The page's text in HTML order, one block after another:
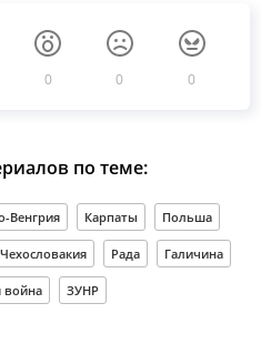
0 0 0
по теме:
Венгрия Карпаты Польша
Чехословакия Рада Галичина
война ЗУНР